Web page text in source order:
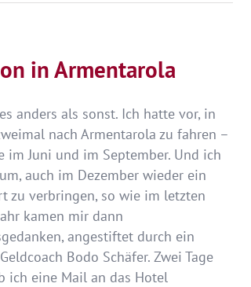
in Armentarola
anders als sonst. Ich hatte vor, in
nach Armentarola zu fahren –
im Juni und im September. Und ich
auch im Dezember wieder ein
zu verbringen, so wie im letzten
kamen mir dann
angestiftet durch ein
Bodo Schäfer. Zwei Tage
ich eine Mail an das Hotel